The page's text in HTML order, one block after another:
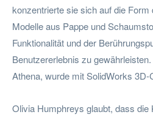
konzentrierte sie sich auf die
Modelle aus Pappe und
Funktionalität und der
Benutzererlebnis zu
Athena, wurde mit SolidWorks
Olivia Humphreys glaubt, dass die